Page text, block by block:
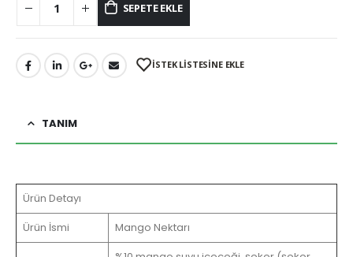
SEPETE EKLE
İSTEK LİSTESİNE EKLE
TANIM
Ürün Detayı
Ürün İsmi
Mango Nektarı